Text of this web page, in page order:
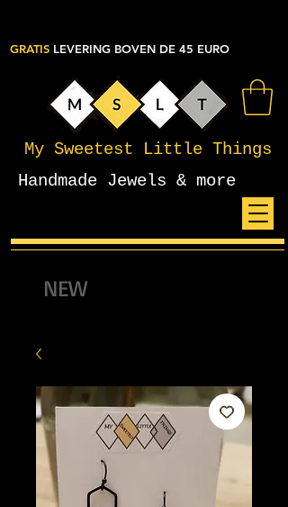
My Sweetest Little Things
Handmade Jewels & more
GRATIS LEVERING BOVEN DE 45 EURO
NEW